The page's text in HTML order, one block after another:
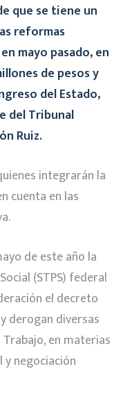
que se tiene un
reformas
mayo pasado, en
de pesos y
del Estado,
del Tribunal
Ruiz.
integrarán la
cuenta en las
de este año la
(STPS) federal
el decreto
derogan diversas
en materias
negociación